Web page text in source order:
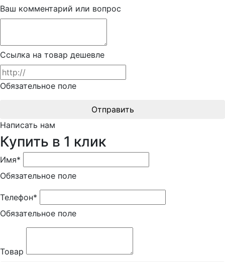
Ваш комментарий или вопрос
Ссылка на товар дешевле
Обязательное поле
Отправить
Написать нам
Купить в 1 клик
Имя*
Обязательное поле
Телефон*
Обязательное поле
Товар